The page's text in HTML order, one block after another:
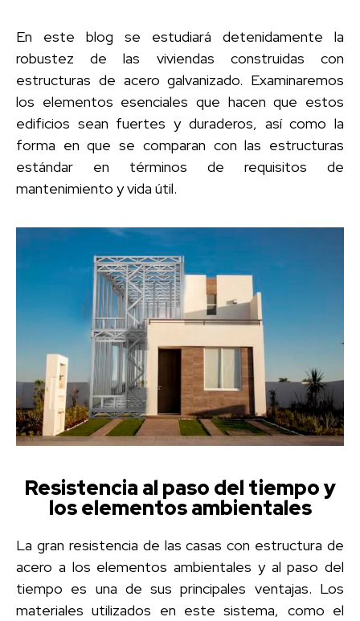
En este blog se estudiará detenidamente la
robustez de las viviendas construidas con
estructuras de acero galvanizado. Examinaremos
los elementos esenciales que hacen que estos
edificios sean fuertes y duraderos, así como la
forma en que se comparan con las estructuras
estándar en términos de requisitos de
mantenimiento y vida útil.
Resistencia al paso del tiempo y
los elementos ambientales
La gran resistencia de las casas con estructura de
acero a los elementos ambientales y al paso del
tiempo es una de sus principales ventajas. Los
materiales utilizados en este sistema, como el